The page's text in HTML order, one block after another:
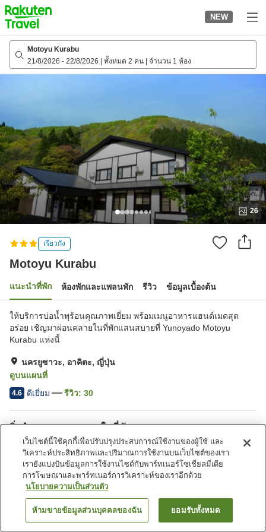
to
top
page
NEW
Motoyu Kurabu
21/8/2026 - 22/8/2026 ทั้งหมด 2 คน จำนวน 1 ห้อง
26
เรียวกัง
Motoyu Kurabu
แนะนำที่พัก ห้องพักและแพลนพัก รีวิว ข้อมูลเบื้องต้น
ให้บริการบ่อน้ำพุร้อนคุณภาพเยี่ยม พร้อมเมนูอาหารแฮนด์เมดสุด
อร่อย เชิญมาผ่อนคลายในที่พักแสนสบายที่ Yunoyado Motoyu
Kurabu แห่งนี้
นครยูซาวะ, อาคิตะ, ญี่ปุ่น
ดูบนแผนที่
4.6 ดีเยี่ยม รีวิว: 30
สิ่งอำนวยความสะดวกในที่พัก
ที่จอดรถ
ตู้จำหน่ายอัตโนมัติ
ห้องอาบน้ำเปิดโล่ง (มีบ่อน้ำพุ
ร้อน)
ห้องอาบน้ำใหญ่
หน้าแรก ญี่ปุ่น อาคิตะ นครยูซาวะ Motoyu Kurabu
ค้นหาห้องพัก
เว็บไซต์นี้ใช้คุกกี้เพื่อปรับปรุงประสบการณ์ใช้งานของผู้ใช้ และ
วิเคราะห์ประสิทธิภาพและปริมาณการใช้งานบนเว็บไซต์ของเรา
เรายังแบ่งปันข้อมูลการใช้งานไซต์กับพาร์ทเนอร์โซเชียลมีเดีย
การโฆษณาและพาร์ทเนอร์การวิเคราะห์ของเราอีกด้วย
นโยบายความเป็นส่วนตัว
ห้ามขายข้อมูลส่วนบุคคลของฉัน ยอมรับทั้งหมด